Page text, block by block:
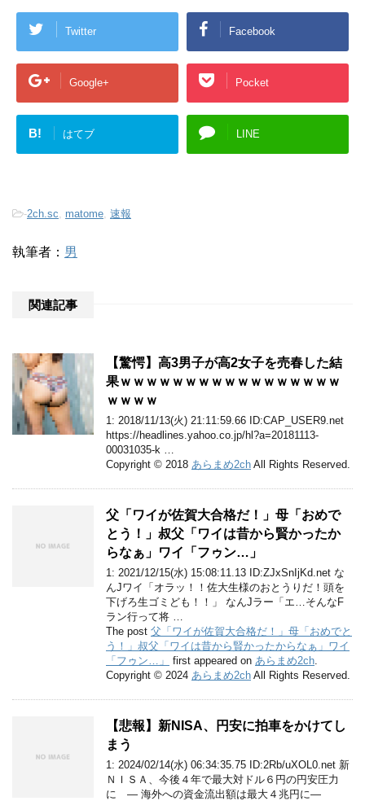
Twitter Facebook
Google+ Pocket
B! はてブ LINE
-2ch.sc matome 速報
執筆者： 男
関連記事
【驚愕】高3男子が高2女子を売春した結
果ｗｗｗｗｗｗｗｗｗｗｗｗｗｗｗｗｗ
ｗｗｗｗ
1: 2018/11/13(火) 21:11:59.66 ID:CAP_USER9.net
https://headlines.yahoo.co.jp/hl?a=20181113-
00031035-k …
Copyright © 2018 あらまめ2ch All Rights Reserved.
父「ワイが佐賀大合格だ！」母「おめで
とう！」叔父「ワイは昔から賢かったか
らなぁ」ワイ「フゥン…」
1: 2021/12/15(水) 15:08:11.13 ID:ZJxSnIjKd.net な
んJワイ「オラッ！！佐大生様のおとうりだ！頭を
下げろ生ゴミども！！」 なんJラー「エ…そんなF
ラン行って将 …
The post 父「ワイが佐賀大合格だ！」母「おめでと
う！」叔父「ワイは昔から賢かったからなぁ」ワイ
「フゥン…」
first appeared on あらまめ2ch
Copyright © 2024 あらまめ2ch All Rights Reserved.
【悲報】新NISA、円安に拍車をかけてし
まう
1: 2024/02/14(水) 06:34:35.75 ID:2Rb/uXOL0.net 新
ＮＩＳＡ、今後４年で最大対ドル６円の円安圧力
に ― 海外への資金流出額は最大４兆円に―